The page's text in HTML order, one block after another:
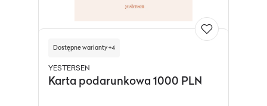
Dostępne warianty +4
YESTERSEN
Karta podarunkowa 1000 PLN